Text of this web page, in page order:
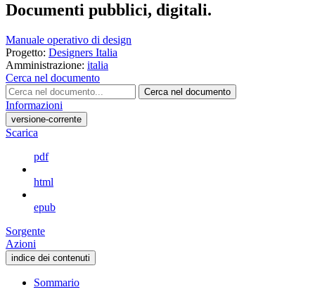
Documenti pubblici, digitali.
Manuale operativo di design
Progetto: Designers Italia
Amministrazione: italia
Cerca nel documento
Cerca nel documento
Informazioni
versione-corrente
Scarica
pdf
html
epub
Sorgente
Azioni
indice dei contenuti
Sommario